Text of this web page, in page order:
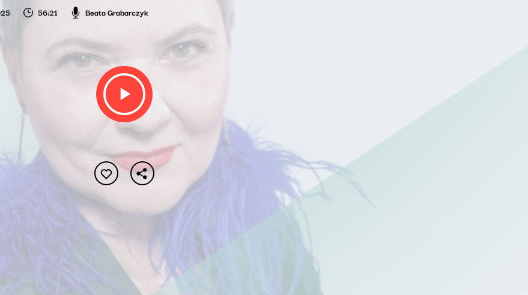
56:21 Beata Grabarczyk